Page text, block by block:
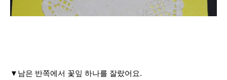
▼남은 반쪽에서 꽃잎 하나를 잘랐어요.